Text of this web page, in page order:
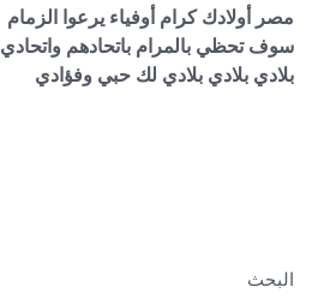
مصر أولادك كرام أوفياء يرعوا الزمام
سوف تحظي بالمرام باتحادهم واتحادي
بلادي بلادي بلادي لك حبي وفؤادي
البحث